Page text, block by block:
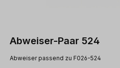
Abweiser-Paar 524
Abweiser passend zu F026-524